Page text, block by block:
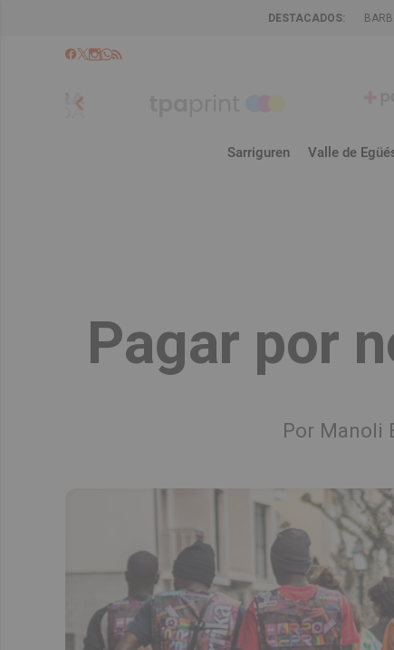
DESTACADOS:
chevron_left
Sarriguren Valle de
Pagar por
Por Manoli